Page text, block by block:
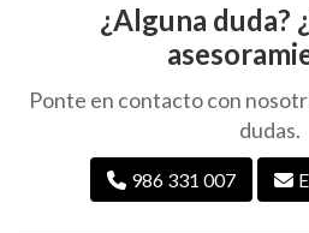
¿Alguna duda?
Ponte en contacto con
dudas.
986 331 007